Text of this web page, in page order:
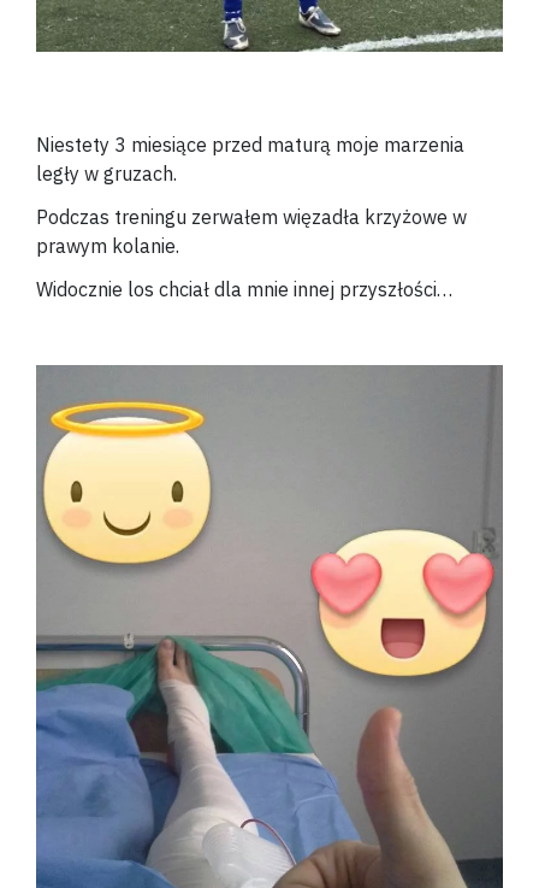
Niestety 3 miesiące przed maturą moje marzenia
legły w gruzach.
Podczas treningu zerwałem więzadła krzyżowe w
prawym kolanie.
Widocznie los chciał dla mnie innej przyszłości…